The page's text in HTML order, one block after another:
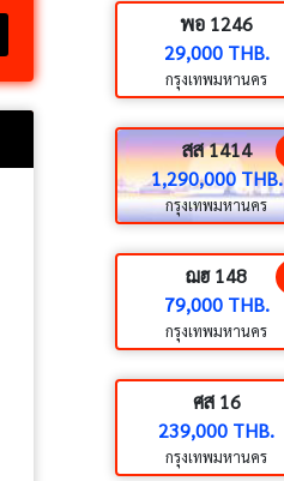
พอ 1246
29,000 THB.
กรุงเทพมหานคร
สส 1414
1,290,000 THB.
กรุงเทพมหานคร
ฌฮ 148
79,000 THB.
กรุงเทพมหานคร
ศส 16
239,000 THB.
กรุงเทพมหานคร